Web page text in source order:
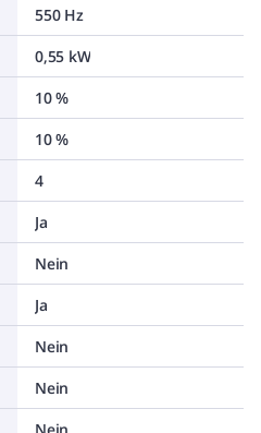
550 Hz
0,55 kW
10 %
10 %
4
Ja
Nein
Ja
Nein
Nein